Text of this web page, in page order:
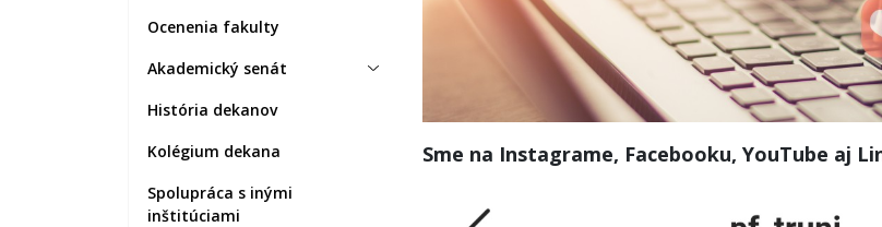
Ocenenia fakulty
Akademický senát
História dekanov
Kolégium dekana
Spolupráca s inými
inštitúciami
Sme na Instagrame, Facebooku, YouTube aj